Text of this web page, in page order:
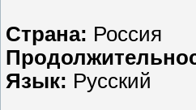
Страна: Россия
Язык: Русский